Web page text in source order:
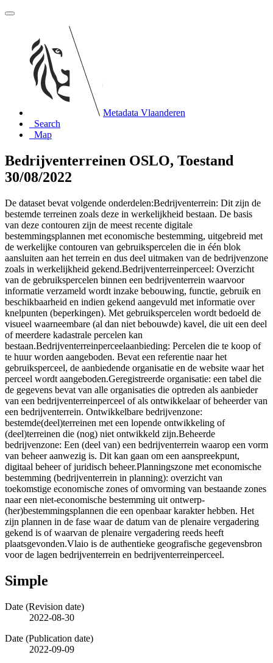
Metadata Vlaanderen
Search
Map
Bedrijventerreinen OSLO, Toestand
30/08/2022
De dataset bevat volgende onderdelen:Bedrijventerrein: Dit zijn de
bestemde terreinen zoals deze in werkelijkheid bestaan. De basis
van deze contouren zijn de meest recente digitale
bestemmingsplannen met economische bestemming, uitgebreid met
de werkelijke contouren van gebruikspercelen die in één blok
aansluiten aan het terrein en dus deel uitmaken van de bedrijvenzone
zoals in werkelijkheid gekend.Bedrijventerreinperceel: Overzicht
van de gebruikspercelen binnen een bedrijventerrein waarvoor
informatie verzameld wordt inzake bebouwing, functie, gebruik en
beschikbaarheid en indien gekend aangevuld met informatie over
knelpunten (beperkingen). Met gebruikspercelen wordt bedoeld de
visueel waarneembare (al dan niet bebouwde) kavel, die uit een deel
of meerdere kadastrale percelen kan
bestaan.Bedrijventerreinperceelaanbieding: Percelen die te koop of
te huur worden aangeboden. Bevat een referentie naar het
gebruiksperceel, de aanbiedende organisatie en de website waar het
perceel wordt aangeboden.Geregistreerde organisatie: een tabel die
de gegevens bevat van alle organisaties die optreden als aanbieder
van een bedrijventerreinperceel of als ontwikkelaar of beheerder van
een bedrijventerrein. Ontwikkelbare bedrijvenzone:
bestemde(deel)terreinen met een lopende ontwikkeling of
(deel)terreinen die (nog) niet ontwikkeld zijn.Beheerde
bedrijvenzone: Een (deel van) een bedrijventerrein waarop een vorm
van beheer aanwezig is. Dit kan gaan om een aanspreekpunt,
digitaal beheer of juridisch beheer.Planningszone met economische
bestemming (bedrijventerrein in planning): overzicht van
toekomstige economische zones of omvorming van bestaande zones
naar een niet-economische bestemming uit ontwerp-
(her)bestemmingsplannen die een openbaar karakter hebben. Het
zijn plannen in de fase waar de datum van de plenaire vergadering
gekend is of waarvan de plenaire vergadering reeds heeft
plaatsgevonden.Vlaio is de authentieke geografische gegevensbron
voor de lagen bedrijventerrein en bedrijventerreinperceel.
Simple
Date (Revision date)
2022-08-30
Date (Publication date)
2022-09-09